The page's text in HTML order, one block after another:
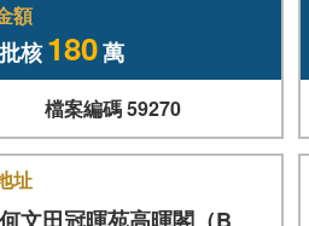
額
核 180萬
檔案編碼 59270
址